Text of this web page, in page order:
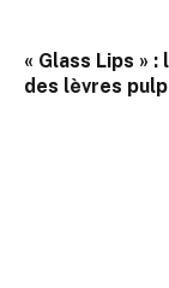
« Glass Lips »
des lèvres